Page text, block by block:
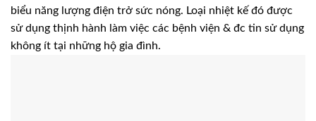
biểu năng lượng điện trở sức nóng. Loại nhiệt kế đó được
sử dụng thịnh hành làm việc các bệnh viện & đc tin sử dụng
không ít tại những hộ gia đình.